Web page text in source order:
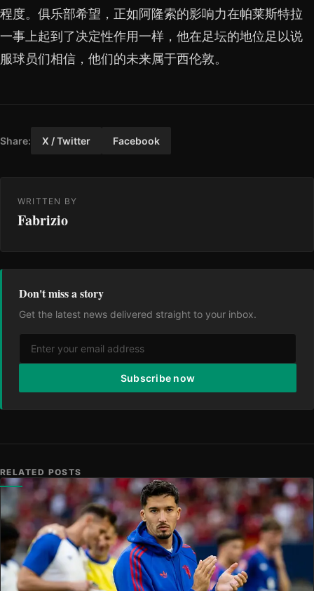
程度。俱乐部希望，正如阿隆索的影响力在帕莱斯特拉
一事上起到了决定性作用一样，他在足坛的地位足以说
服球员们相信，他们的未来属于西伦敦。
Share: X / Twitter Facebook
WRITTEN BY
Fabrizio
Don't miss a story
Get the latest news delivered straight to your inbox.
Subscribe now
RELATED POSTS